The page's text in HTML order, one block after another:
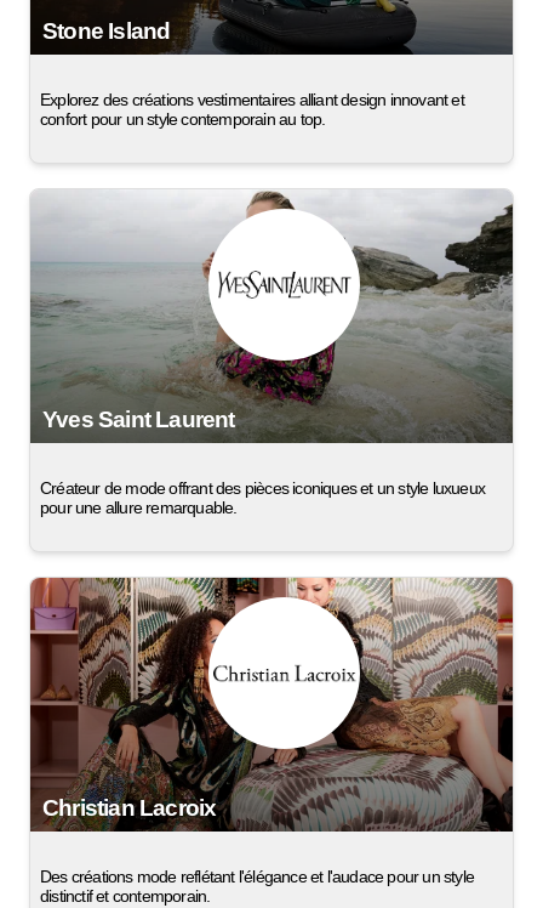
Stone Island
Explorez des créations vestimentaires alliant design innovant et
confort pour un style contemporain au top.
Yves Saint Laurent
Créateur de mode offrant des pièces iconiques et un style luxueux
pour une allure remarquable.
Christian Lacroix
Des créations mode reflétant l'élégance et l'audace pour un style
distinctif et contemporain.